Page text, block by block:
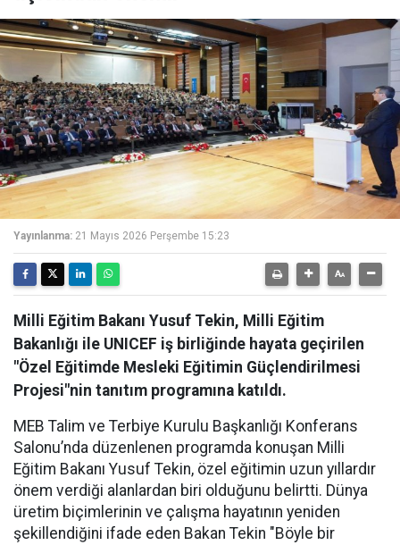
Yayınlanma: 21 Mayıs 2026 Perşembe 15:23
Milli Eğitim Bakanı Yusuf Tekin, Milli Eğitim
Bakanlığı ile UNICEF iş birliğinde hayata geçirilen
"Özel Eğitimde Mesleki Eğitimin Güçlendirilmesi
Projesi"nin tanıtım programına katıldı.
MEB Talim ve Terbiye Kurulu Başkanlığı Konferans
Salonu’nda düzenlenen programda konuşan Milli
Eğitim Bakanı Yusuf Tekin, özel eğitimin uzun yıllardır
önem verdiği alanlardan biri olduğunu belirtti. Dünya
üretim biçimlerinin ve çalışma hayatının yeniden
şekillendiğini ifade eden Bakan Tekin "Böyle bir